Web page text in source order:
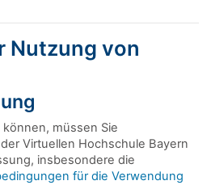
Nutzung von
müssen Sie
der Virtuellen Hochschule Bayern
insbesondere die
für die Verwendung